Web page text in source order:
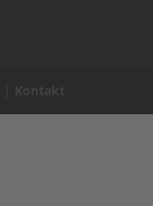
Kontakt